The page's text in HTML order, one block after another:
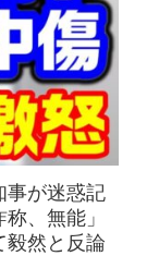
事が迷惑記
、無能」
毅然と反論